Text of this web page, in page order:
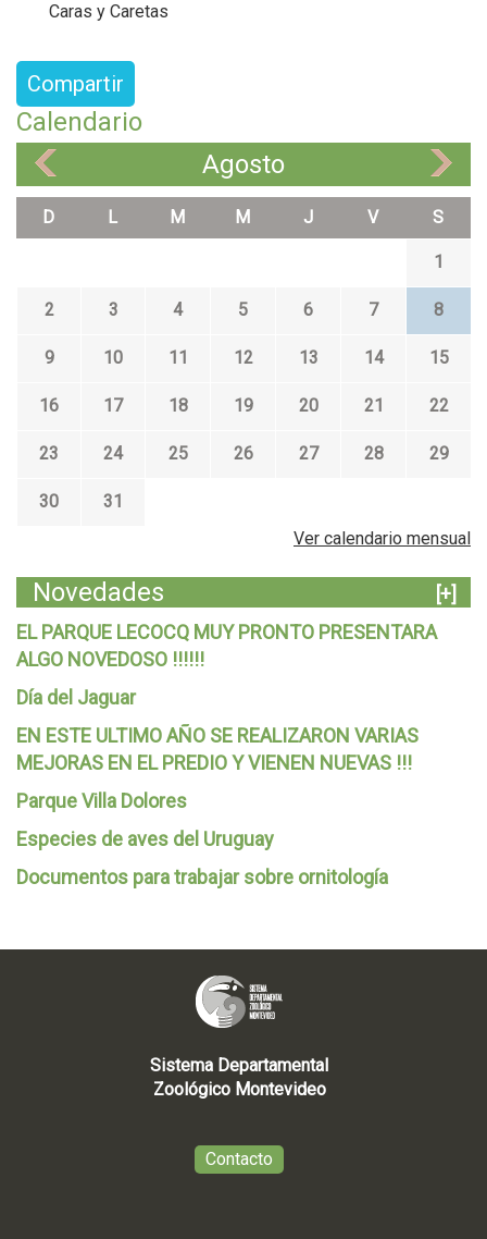
Caras y Caretas
Compartir
Calendario
Agosto
D L M M J V S
1
2 3 4 5 6 7 8
9 10 11 12 13 14 15
16 17 18 19 20 21 22
23 24 25 26 27 28 29
30
31
Ver calendario mensual
Novedades
[+]
EL PARQUE LECOCQ MUY PRONTO PRESENTARA
ALGO NOVEDOSO !!!!!!
Día del Jaguar
EN ESTE ULTIMO AÑO SE REALIZARON VARIAS
MEJORAS EN EL PREDIO Y VIENEN NUEVAS !!!
Parque Villa Dolores
Especies de aves del Uruguay
Documentos para trabajar sobre ornitología
Sistema Departamental
Zoológico Montevideo
Contacto